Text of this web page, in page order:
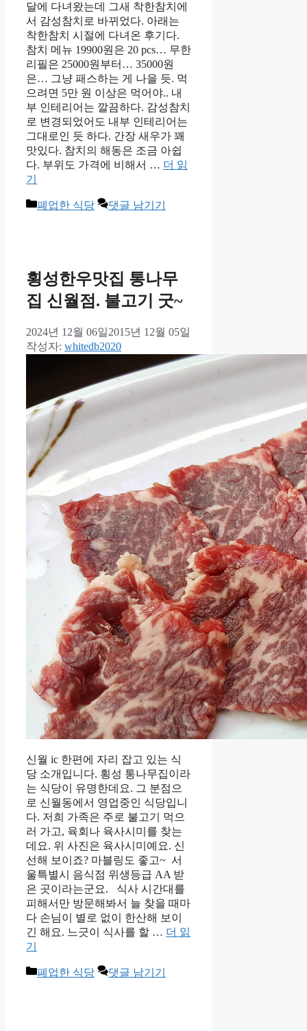
달에 다녀왔는데 그새 착한참치에
서 감성참치로 바뀌었다. 아래는
착한참치 시절에 다녀온 후기다.
참치 메뉴 19900원은 20 pcs… 무한
리필은 25000원부터… 35000원
은… 그냥 패스하는 게 나을 듯. 먹
으려면 5만 원 이상은 먹어야.. 내
부 인테리어는 깔끔하다. 감성참치
로 변경되었어도 내부 인테리어는
그대로인 듯 하다. 간장 새우가 꽤
맛있다. 참치의 해동은 조금 아쉽
다. 부위도 가격에 비해서 … 더 읽
기
카
폐업한 식당 댓글 남기기
횡성한우맛집 통나무
집 신월점. 불고기 굿~
2024년 12월 06일2015년 12월 05일
작성자: whitedb2020
신월 ic 한편에 자리 잡고 있는 식
당 소개입니다. 횡성 통나무집이라
는 식당이 유명한데요. 그 분점으
로 신월동에서 영업중인 식당입니
다. 저희 가족은 주로 불고기 먹으
러 가고, 육회나 육사시미를 찾는
데요. 위 사진은 육사시미예요. 신
선해 보이죠? 마블링도 좋고~ 서
울특별시 음식점 위생등급 AA 받
은 곳이라는군요. 식사 시간대를
피해서만 방문해봐서 늘 찾을 때마
다 손님이 별로 없이 한산해 보이
긴 해요. 느긋이 식사를 할 … 더 읽
기
카
폐업한 식당 댓글 남기기